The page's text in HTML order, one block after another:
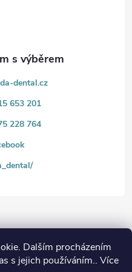
Dalším procházením
s jejich používáním.. Více
dental.cz
653 201
228 764